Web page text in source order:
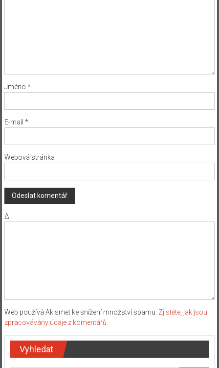
Jméno *
E-mail *
Webová stránka
Δ
Web používá Akismet ke snížení množství spamu. Zjistěte, jak jsou
zpracovávány údaje z komentářů.
Vyhledat